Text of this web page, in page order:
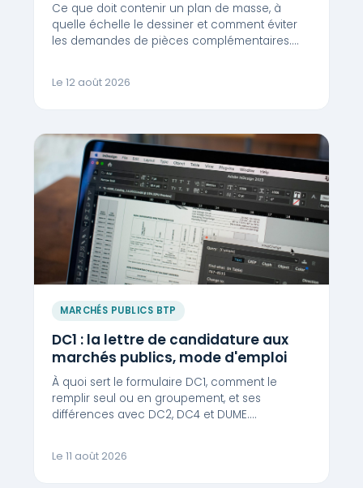
Ce que doit contenir un plan de masse, à
quelle échelle le dessiner et comment éviter
les demandes de pièces complémentaires.…
Le 12 août 2026
MARCHÉS PUBLICS BTP
DC1 : la lettre de candidature aux
marchés publics, mode d'emploi
À quoi sert le formulaire DC1, comment le
remplir seul ou en groupement, et ses
différences avec DC2, DC4 et DUME.…
Le 11 août 2026